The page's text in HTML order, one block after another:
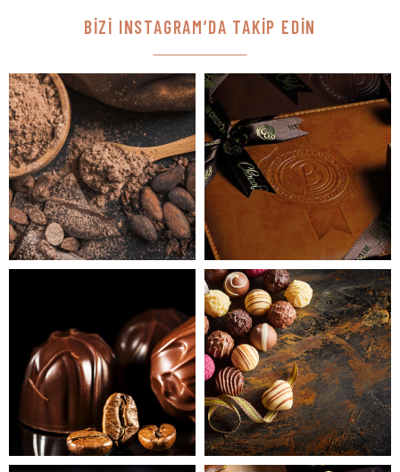
BİZİ INSTAGRAM’DA TAKİP EDİN